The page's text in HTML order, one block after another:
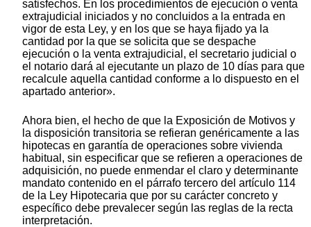
satisfechos. En los procedimientos de ejecución o venta
extrajudicial iniciados y no concluidos a la entrada en
vigor de esta Ley, y en los que se haya fijado ya la
cantidad por la que se solicita que se despache
ejecución o la venta extrajudicial, el secretario judicial o
el notario dará al ejecutante un plazo de 10 días para que
recalcule aquella cantidad conforme a lo dispuesto en el
apartado anterior».
Ahora bien, el hecho de que la Exposición de Motivos y
la disposición transitoria se refieran genéricamente a las
hipotecas en garantía de operaciones sobre vivienda
habitual, sin especificar que se refieren a operaciones de
adquisición, no puede enmendar el claro y determinante
mandato contenido en el párrafo tercero del artículo 114
de la Ley Hipotecaria que por su carácter concreto y
específico debe prevalecer según las reglas de la recta
interpretación.